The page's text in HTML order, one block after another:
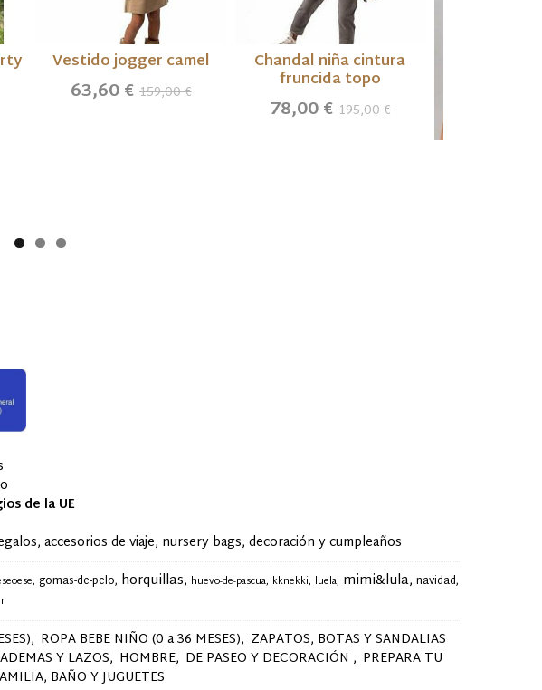
Vestido jogger camel
63,60 € 159,00 €
Chandal niña cintura
fruncida topo
78,00 € 195,00 €
de la UE
accesorios de viaje, nursery bags, decoración y cumpleaños
gomas-de-pelo horquillas huevo-de-pascua kknekki luela mimi&lula navidad
ROPA BEBE NIÑO (0 a 36 MESES) ZAPATOS, BOTAS Y SANDALIAS
Y LAZOS HOMBRE DE PASEO Y DECORACIÓN
PREPARA TU
BAÑO Y JUGUETES